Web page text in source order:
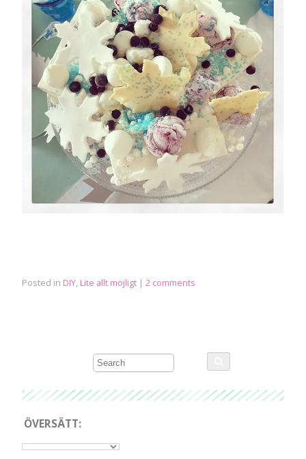
Posted in DIY Lite allt möjligt |2 comments
ÖVERSÄTT: